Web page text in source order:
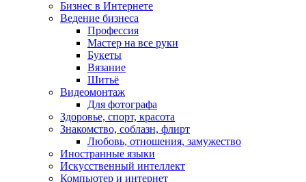
Бизнес в Интернете
Ведение бизнеса
Профессия
Мастер на все руки
Букеты
Вязание
Шитьё
Видеомонтаж
Для фотографа
Здоровье, спорт, красота
Знакомство, соблазн, флирт
Любовь, отношения, замужество
Иностранные языки
Искусственный интеллект
Компьютер и интернет